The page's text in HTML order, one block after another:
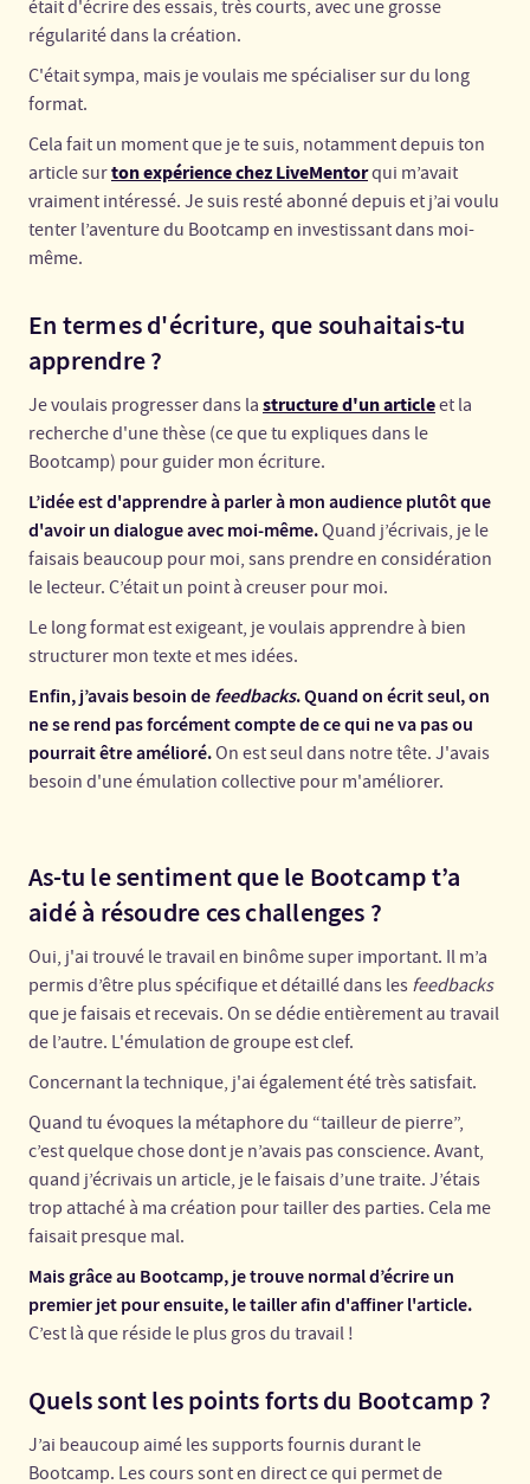
était d'écrire des essais, très courts, avec une grosse
régularité dans la création.
C'était sympa, mais je voulais me spécialiser sur du long
format.
Cela fait un moment que je te suis, notamment depuis ton
article surton expérience chez LiveMentorqui m’avait
vraiment intéressé. Je suis resté abonné depuis et j’ai voulu
tenter l’aventure du Bootcamp en investissant dans moi-
même.
En termes d'écriture, que souhaitais-tu
apprendre ?
Je voulais progresser dans la structure d'un articleet la
recherche d'une thèse (ce que tu expliques dans le
Bootcamp) pour guider mon écriture.
L’idée est d'apprendre à parler à mon audience plutôt que
d'avoir un dialogue avec moi-même.Quand j’écrivais, je le
faisais beaucoup pour moi, sans prendre en considération
le lecteur. C’était un point à creuser pour moi.
Le long format est exigeant, je voulais apprendre à bien
structurer mon texte et mes idées.
Enfin, j’avais besoin defeedbacks. Quand on écrit seul, on
ne se rend pas forcément compte de ce qui ne va pas ou
pourrait être amélioré.On est seul dans notre tête. J'avais
besoin d'une émulation collective pour m'améliorer.
As-tu le sentiment que le Bootcamp t’a
aidé à résoudre ces challenges ?
Oui, j'ai trouvé le travail en binôme super important. Il m’a
permis d’être plus spécifique et détaillé dans les feedbacks
que je faisais et recevais. On se dédie entièrement au travail
de l’autre. L'émulation de groupe est clef.
Concernant la technique, j'ai également été très satisfait.
Quand tu évoques la métaphore du “tailleur de pierre”,
c’est quelque chose dont je n’avais pas conscience. Avant,
quand j’écrivais un article, je le faisais d’une traite. J’étais
trop attaché à ma création pour tailler des parties. Cela me
faisait presque mal.
Mais grâce au Bootcamp, je trouve normal d’écrire un
premier jet pour ensuite, le tailler afin d'affiner l'article.
C’est là que réside le plus gros du travail !
Quels sont les points forts du Bootcamp ?
J’ai beaucoup aimé les supports fournis durant le
Bootcamp. Les cours sont en direct ce qui permet de